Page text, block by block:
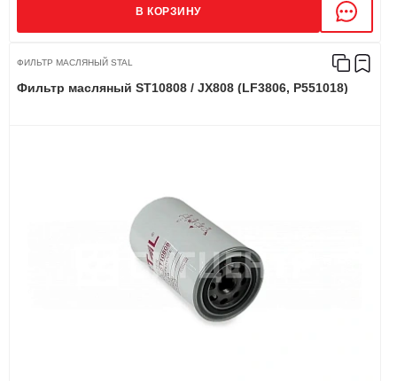
В КОРЗИНУ
ФИЛЬТР МАСЛЯНЫЙ STAL
Фильтр масляный ST10808 / JX808 (LF3806, P551018)